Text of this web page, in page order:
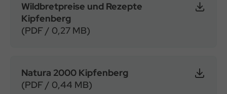
Wildbretpreise und Rezepte
Kipfenberg
(PDF / 0,27 MB)
Natura 2000 Kipfenberg
(PDF / 0,44 MB)